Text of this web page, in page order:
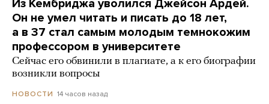
Из Кембриджа уволился Джейсон Ардей.
Он не умел читать и писать до 18 лет,
а в 37 стал самым молодым темнокожим
профессором в университете
Сейчас его обвинили в плагиате, а к его биографии
возникли вопросы
НОВОСТИ 14 часов назад